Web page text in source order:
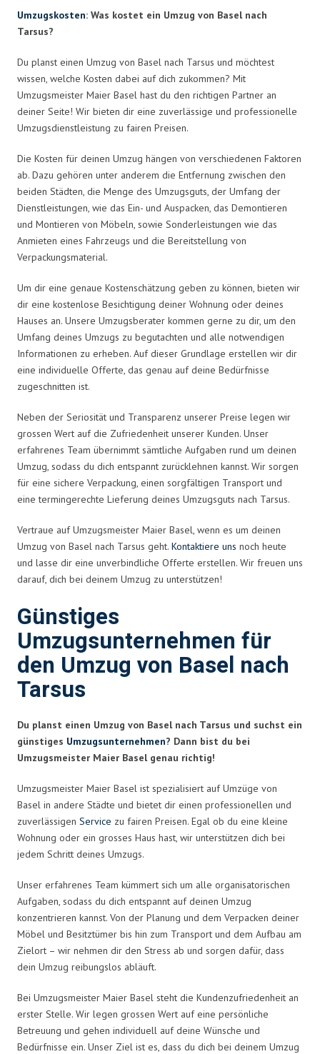
Umzugskosten: Was kostet ein Umzug von Basel nach
Tarsus?
Du planst einen Umzug von Basel nach Tarsus und möchtest
wissen, welche Kosten dabei auf dich zukommen? Mit
Umzugsmeister Maier Basel hast du den richtigen Partner an
deiner Seite! Wir bieten dir eine zuverlässige und professionelle
Umzugsdienstleistung zu fairen Preisen.
Die Kosten für deinen Umzug hängen von verschiedenen Faktoren
ab. Dazu gehören unter anderem die Entfernung zwischen den
beiden Städten, die Menge des Umzugsguts, der Umfang der
Dienstleistungen, wie das Ein- und Auspacken, das Demontieren
und Montieren von Möbeln, sowie Sonderleistungen wie das
Anmieten eines Fahrzeugs und die Bereitstellung von
Verpackungsmaterial.
Um dir eine genaue Kostenschätzung geben zu können, bieten wir
dir eine kostenlose Besichtigung deiner Wohnung oder deines
Hauses an. Unsere Umzugsberater kommen gerne zu dir, um den
Umfang deines Umzugs zu begutachten und alle notwendigen
Informationen zu erheben. Auf dieser Grundlage erstellen wir dir
eine individuelle Offerte, das genau auf deine Bedürfnisse
zugeschnitten ist.
Neben der Seriosität und Transparenz unserer Preise legen wir
grossen Wert auf die Zufriedenheit unserer Kunden. Unser
erfahrenes Team übernimmt sämtliche Aufgaben rund um deinen
Umzug, sodass du dich entspannt zurücklehnen kannst. Wir sorgen
für eine sichere Verpackung, einen sorgfältigen Transport und
eine termingerechte Lieferung deines Umzugsguts nach Tarsus.
Vertraue auf Umzugsmeister Maier Basel, wenn es um deinen
Umzug von Basel nach Tarsus geht. Kontaktiere uns noch heute
und lasse dir eine unverbindliche Offerte erstellen. Wir freuen uns
darauf, dich bei deinem Umzug zu unterstützen!
Günstiges
Umzugsunternehmen für
den Umzug von Basel nach
Tarsus
Du planst einen Umzug von Basel nach Tarsus und suchst ein
günstiges Umzugsunternehmen? Dann bist du bei
Umzugsmeister Maier Basel genau richtig!
Umzugsmeister Maier Basel ist spezialisiert auf Umzüge von
Basel in andere Städte und bietet dir einen professionellen und
zuverlässigen Service zu fairen Preisen. Egal ob du eine kleine
Wohnung oder ein grosses Haus hast, wir unterstützen dich bei
jedem Schritt deines Umzugs.
Unser erfahrenes Team kümmert sich um alle organisatorischen
Aufgaben, sodass du dich entspannt auf deinen Umzug
konzentrieren kannst. Von der Planung und dem Verpacken deiner
Möbel und Besitztümer bis hin zum Transport und dem Aufbau am
Zielort – wir nehmen dir den Stress ab und sorgen dafür, dass
dein Umzug reibungslos abläuft.
Bei Umzugsmeister Maier Basel steht die Kundenzufriedenheit an
erster Stelle. Wir legen grossen Wert auf eine persönliche
Betreuung und gehen individuell auf deine Wünsche und
Bedürfnisse ein. Unser Ziel ist es, dass du dich bei deinem Umzug